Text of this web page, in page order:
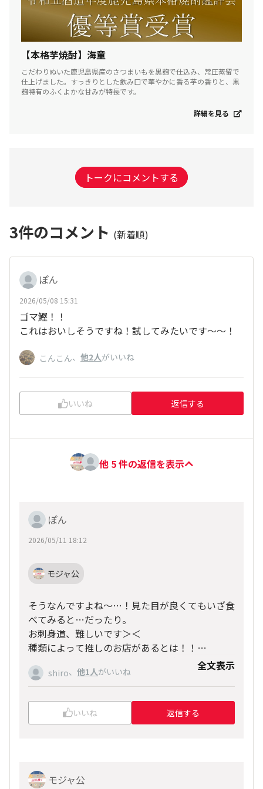
【本格芋焼酎】海童
こだわりぬいた鹿児島県産のさつまいもを黒麹で仕込み、常圧蒸留で
仕上げました。すっきりとした飲み口で華やかに香る芋の香りと、黒
麹特有のふくよかな甘みが特長です。
詳細を見る
トークにコメントする
3件のコメント (新着順)
ぽん
2026/05/08 15:31
ゴマ鰹！！
これはおいしそうですね！試してみたいです～～！
こんこん、 他2人がいいね
いいね 返信する
他 5 件の返信を表示
ぽん
2026/05/11 18:12
モジャ公
そうなんですよね～…！見た目が良くてもいざ食
べてみると…だったり。
お刺身道、難しいです＞＜
種類によって推しのお店があるとは！！
ついつい近くで済ませちゃうのが敗因なのかもで
す＾＾；
shiro、 他1人がいいね 全文表示
いいね 返信する
モジャ公